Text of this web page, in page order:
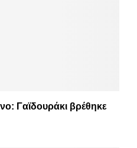
Γαϊδουράκι βρέθηκε